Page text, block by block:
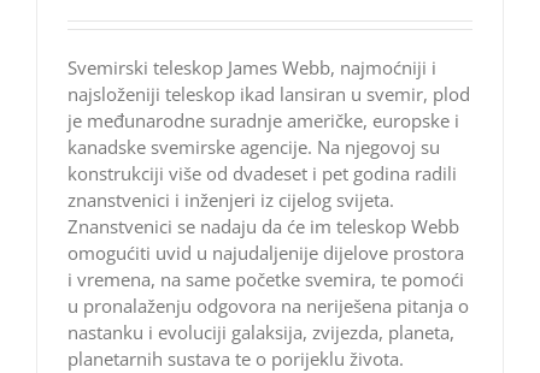
Svemirski teleskop James Webb, najmoćniji i
najsloženiji teleskop ikad lansiran u svemir, plod
je međunarodne suradnje američke, europske i
kanadske svemirske agencije. Na njegovoj su
konstrukciji više od dvadeset i pet godina radili
znanstvenici i inženjeri iz cijelog svijeta.
Znanstvenici se nadaju da će im teleskop Webb
omogućiti uvid u najudaljenije dijelove prostora
i vremena, na same početke svemira, te pomoći
u pronalaženju odgovora na neriješena pitanja o
nastanku i evoluciji galaksija, zvijezda, planeta,
planetarnih sustava te o porijeklu života.